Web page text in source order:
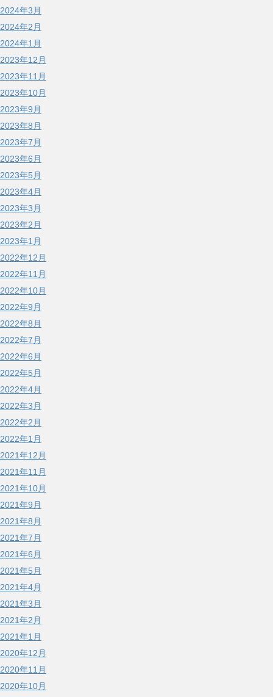
2024年3月
2024年2月
2024年1月
2023年12月
2023年11月
2023年10月
2023年9月
2023年8月
2023年7月
2023年6月
2023年5月
2023年4月
2023年3月
2023年2月
2023年1月
2022年12月
2022年11月
2022年10月
2022年9月
2022年8月
2022年7月
2022年6月
2022年5月
2022年4月
2022年3月
2022年2月
2022年1月
2021年12月
2021年11月
2021年10月
2021年9月
2021年8月
2021年7月
2021年6月
2021年5月
2021年4月
2021年3月
2021年2月
2021年1月
2020年12月
2020年11月
2020年10月